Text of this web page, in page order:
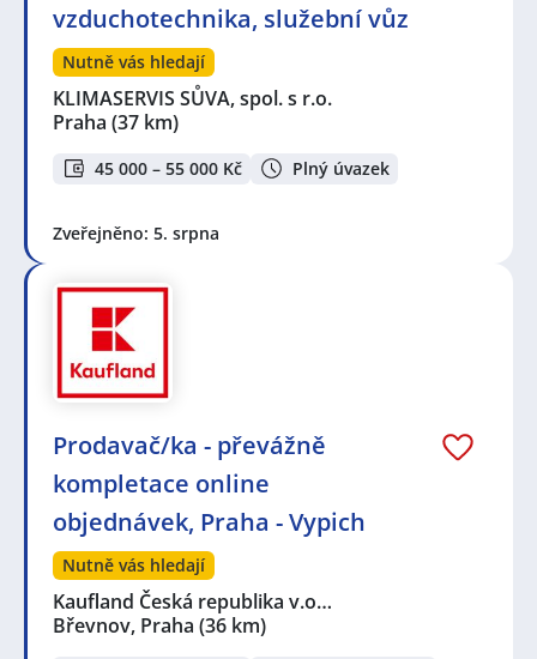
vzduchotechnika, služební vůz
Nutně vás hledají
KLIMASERVIS SŮVA, spol. s r.o.
Praha (37 km)
45 000 – 55 000 Kč Plný úvazek
Zveřejněno: 5. srpna
Prodavač/ka - převážně
kompletace online
objednávek, Praha - Vypich
Nutně vás hledají
Kaufland Česká republika v.o…
Břevnov, Praha (36 km)